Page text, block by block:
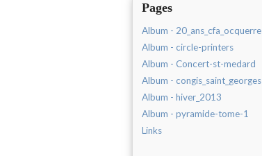
Pages
Album - 20_ans_cfa_ocquerre
Album - circle-printers
Album - Concert-st-medard
Album - congis_saint_georges
Album - hiver_2013
Album - pyramide-tome-1
Links